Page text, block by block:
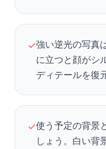
✓強い逆光の写真
に立つと顔がシ
ディテールを復
✓使う予定の背景
しょう。白い背